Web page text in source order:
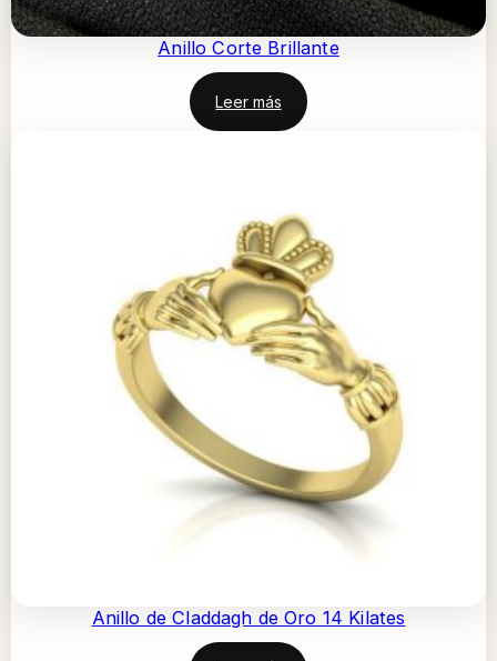
Anillo Corte Brillante
Leer más
Anillo de Claddagh de Oro 14 Kilates